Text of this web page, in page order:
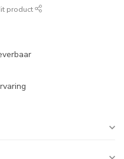
product